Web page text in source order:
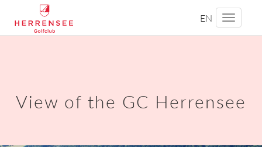
EN
Toggle
View of the GC Herrensee